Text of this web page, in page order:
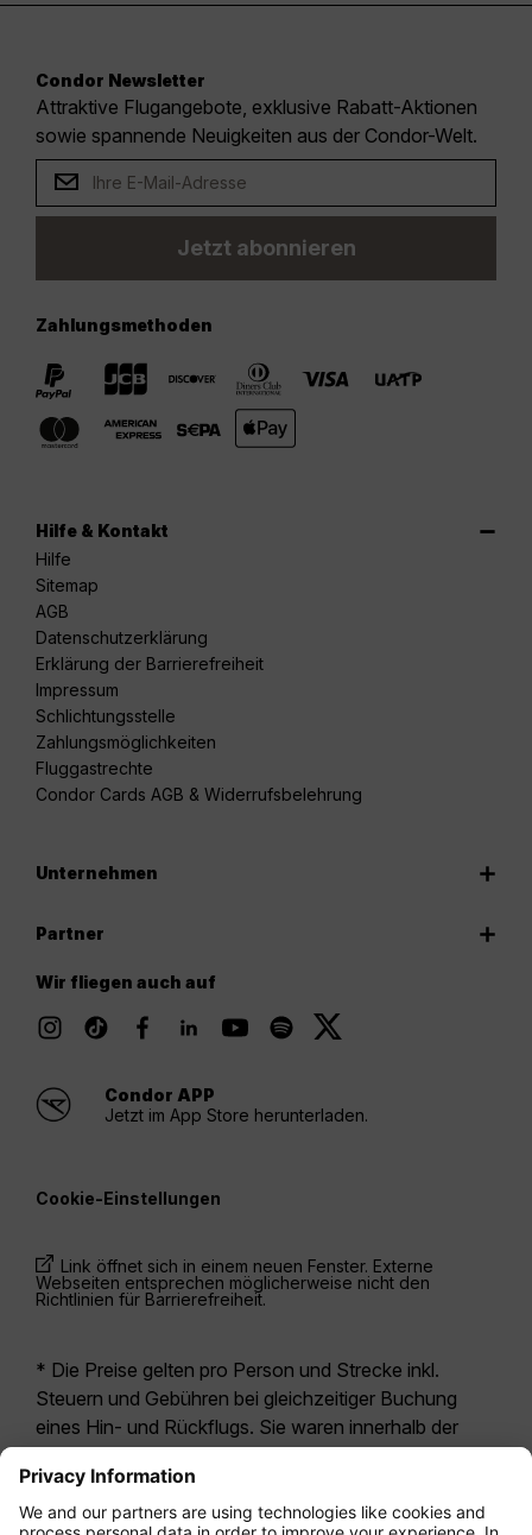
Condor Newsletter
Attraktive Flugangebote, exklusive Rabatt-Aktionen
sowie spannende Neuigkeiten aus der Condor-Welt.
Jetzt abonnieren
Zahlungsmethoden
Hilfe & Kontakt
Hilfe
Sitemap
AGB
Datenschutzerklärung
Erklärung der Barrierefreiheit
Impressum
Schlichtungsstelle
Zahlungsmöglichkeiten
Fluggastrechte
Condor Cards AGB & Widerrufsbelehrung
Unternehmen
Partner
Wir fliegen auch auf
Condor APP
Jetzt im App Store herunterladen.
Cookie-Einstellungen
Link öffnet sich in einem neuen Fenster. Externe
Webseiten entsprechen möglicherweise nicht den
Richtlinien für Barrierefreiheit.
* Die Preise gelten pro Person und Strecke inkl.
Steuern und Gebühren bei gleichzeitiger Buchung
eines Hin- und Rückflugs. Sie waren innerhalb der
letzten 24 Stunden verfügbar und sind
möglicherweise nicht mehr aktuell. Bei den für die
Economy Class angegebenen Tarifen handelt es